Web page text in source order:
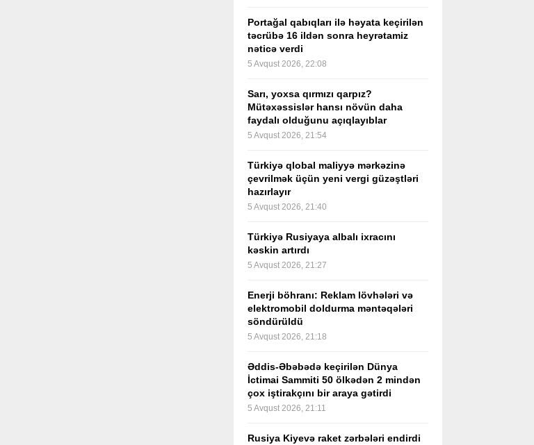
Portağal qabıqları ilə həyata keçirilən
təcrübə 16 ildən sonra heyrətamiz
nəticə verdi
5 Avqust 2026, 22:08
Sarı, yoxsa qırmızı qarpız?
Mütəxəssislər hansı növün daha
faydalı olduğunu açıqlayıblar
5 Avqust 2026, 21:54
Türkiyə qlobal maliyyə mərkəzinə
çevrilmək üçün yeni vergi güzəştləri
hazırlayır
5 Avqust 2026, 21:40
Türkiyə Rusiyaya albalı ixracını
kəskin artırdı
5 Avqust 2026, 21:27
Enerji böhranı: Reklam lövhələri və
elektromobil doldurma məntəqələri
söndürüldü
5 Avqust 2026, 21:18
Əddis-Əbəbədə keçirilən Dünya
İctimai Sammiti 50 ölkədən 2 mindən
çox iştirakçını bir araya gətirdi
5 Avqust 2026, 21:11
Rusiya Kiyevə raket zərbələri endirdi